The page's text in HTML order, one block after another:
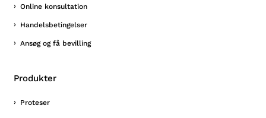
Online konsultation
Handelsbetingelser
Ansøg og få bevilling
Produkter
Proteser